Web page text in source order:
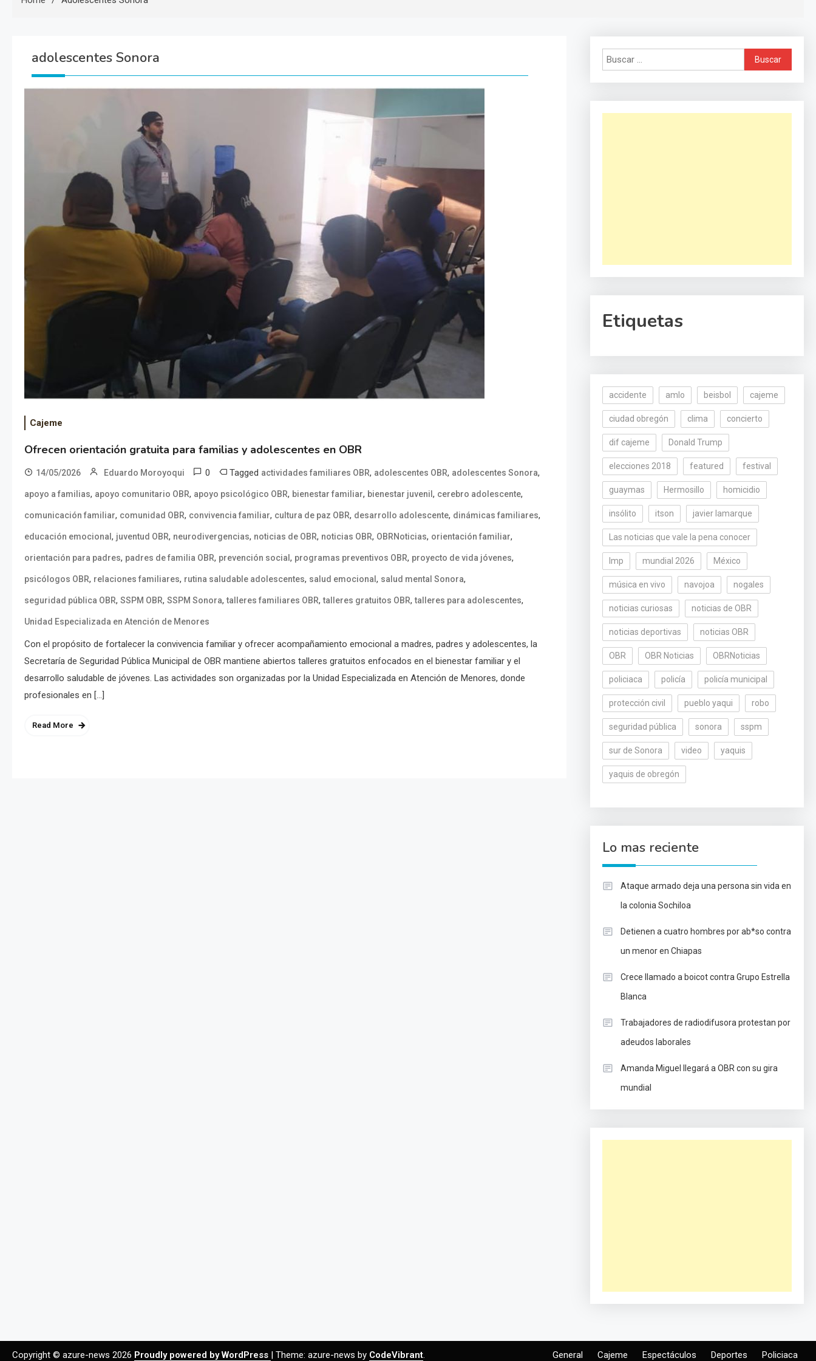
adolescentes Sonora
Cajeme
Ofrecen orientación gratuita para familias y adolescentes en OBR
14/05/2026 Eduardo Moroyoqui 0 Tagged actividades familiares OBR, adolescentes OBR, adolescentes Sonora,
apoyo a familias, apoyo comunitario OBR, apoyo psicológico OBR, bienestar familiar, bienestar juvenil , cerebro adolescente,
comunicación familiar, comunidad OBR, convivencia familiar, cultura de paz OBR, desarrollo adolescente, dinámicas familiares,
educación emocional , juventud OBR, neurodivergencias, noticias de OBR, noticias OBR, OBRNoticias, orientación familiar,
orientación para padres, padres de familia OBR, prevención social , programas preventivos OBR, proyecto de vida jóvenes,
psicólogos OBR, relaciones familiares, rutina saludable adolescentes, salud emocional , salud mental Sonora,
seguridad pública OBR, SSPM OBR, SSPM Sonora,talleres familiares OBR,talleres gratuitos OBR,talleres para adolescentes,
Unidad Especializada en Atención de Menores
Con el propósito de fortalecer la convivencia familiar y ofrecer acompañamiento emocional a madres, padres y adolescentes, la
Secretaría de Seguridad Pública Municipal de OBR mantiene abiertos talleres gratuitos enfocados en el bienestar familiar y el
desarrollo saludable de jóvenes. Las actividades son organizadas por la Unidad Especializada en Atención de Menores, donde
profesionales en […]
Read More
Buscar:
Etiquetas
accidente amlo beisbol cajeme
ciudad obregón clima concierto
dif cajeme Donald Trump
elecciones 2018 featured festival
guaymas Hermosillo homicidio
insólito itson javier lamarque
Las noticias que vale la pena conocer
lmp mundial 2026 México
música en vivo navojoa nogales
noticias curiosas noticias de OBR
noticias deportivas noticias OBR
OBR OBR Noticias OBRNoticias
policiaca policía policía municipal
protección civil pueblo yaqui robo
seguridad pública sonora sspm
sur de Sonora video yaquis
yaquis de obregón
Lo mas reciente
Ataque armado deja una persona sin vida en
la colonia Sochiloa
Detienen a cuatro hombres por ab*so contra
un menor en Chiapas
Crece llamado a boicot contra Grupo Estrella
Blanca
Trabajadores de radiodifusora protestan por
adeudos laborales
Amanda Miguel llegará a OBR con su gira
mundial
Copyright © azure-news 2026 Proudly powered by WordPress | Theme: azure-news by CodeVibrant. General Cajeme Espectáculos Deportes Policiaca